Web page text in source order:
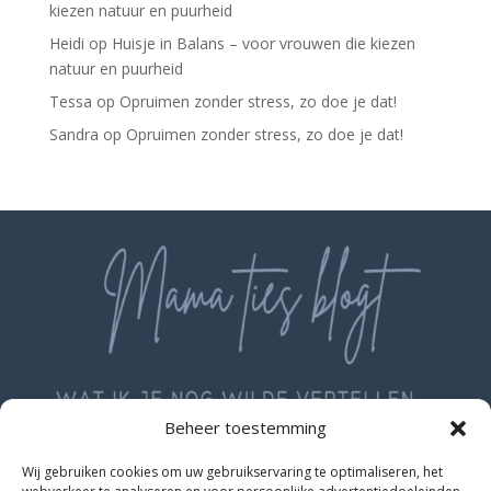
Beheer toestemming
Wij gebruiken cookies om uw gebruikservaring te optimaliseren, het
kiezen natuur en puurheid
Heidi op Huisje in Balans – voor vrouwen die kiezen
natuur en puurheid
Tessa op Opruimen zonder stress, zo doe je dat!
Sandra op Opruimen zonder stress, zo doe je dat!